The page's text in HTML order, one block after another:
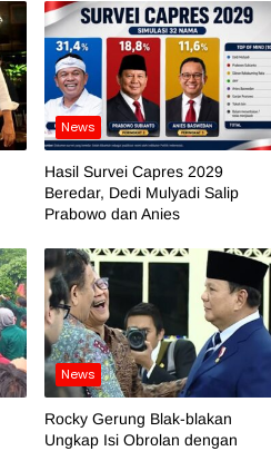
News
Hasil Survei Capres 2029
Beredar, Dedi Mulyadi Salip
Prabowo dan Anies
News
Rocky Gerung Blak-blakan
Ungkap Isi Obrolan dengan